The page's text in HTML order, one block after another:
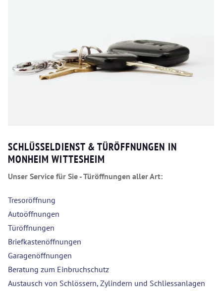
SCHLÜSSELDIENST & TÜRÖFFNUNGEN IN
MONHEIM WITTESHEIM
Unser Service für Sie - Türöffnungen aller Art:
Tresoröffnung
Autoöffnungen
Türöffnungen
Briefkastenöffnungen
Garagenöffnungen
Beratung zum Einbruchschutz
Austausch von Schlössern, Zylindern und Schliessanlagen